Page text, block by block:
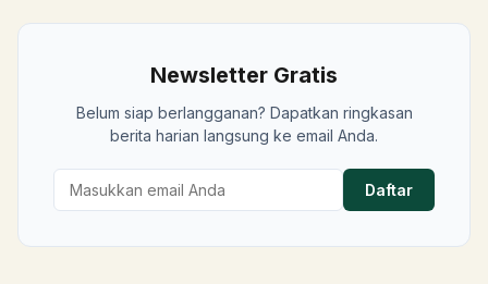
Newsletter Gratis
Belum siap berlangganan? Dapatkan ringkasan
berita harian langsung ke email Anda.
Daftar